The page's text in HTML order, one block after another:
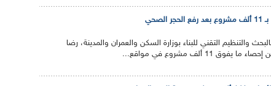
والتنظيم التقني للبناء بوزارة السكن والعمران والمدينة، رضا
11 ألف مشروع في مواقع...